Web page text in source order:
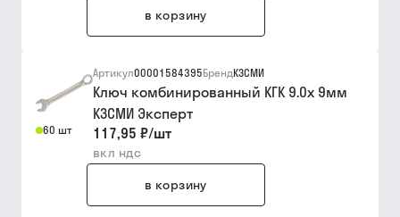
в корзину
60 шт
Артикул00001584395БрендКЗСМИ
Ключ комбинированный КГК 9.0х 9мм
КЗСМИ Эксперт
117,95 ₽/шт
вкл ндс
в корзину